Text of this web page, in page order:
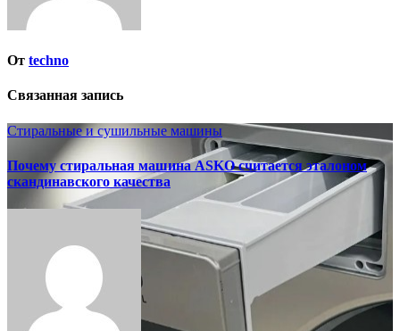
От techno
Связанная запись
Стиральные и сушильные машины
Почему стиральная машина ASKO считается эталоном
скандинавского качества